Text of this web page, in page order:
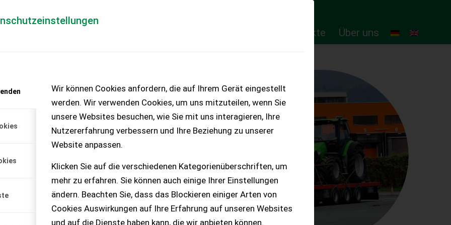
Wir können Cookies anfordern, die auf Ihrem Gerät eingestellt
werden. Wir verwenden Cookies, um uns mitzuteilen, wenn Sie
unsere Websites besuchen, wie Sie mit uns interagieren, Ihre
Nutzererfahrung verbessern und Ihre Beziehung zu unserer
Website anpassen.
Klicken Sie auf die verschiedenen Kategorienüberschriften, um
mehr zu erfahren. Sie können auch einige Ihrer Einstellungen
ändern. Beachten Sie, dass das Blockieren einiger Arten von
Cookies Auswirkungen auf Ihre Erfahrung auf unseren Websites
und auf die Dienste haben kann, die wir anbieten können.
Online-Produkte Über uns
– KEINE
war nur eine Saison im
Gerät verk...